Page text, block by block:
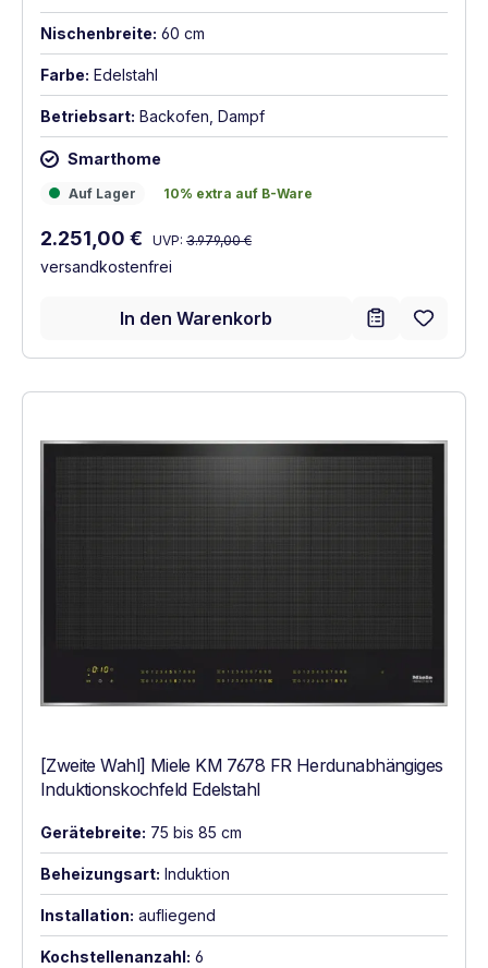
Nischenbreite: 60 cm
Farbe: Edelstahl
Betriebsart: Backofen, Dampf
Smarthome
Auf Lager
Auf Lager 10% extra auf B-Ware
10% extra auf B-Ware
Verkaufspreis:
2.251,00 € Regulärer Preis:
UVP: 3.979,00 €
versandkostenfrei
In den Warenkorb
[Zweite Wahl] Miele KM 7678 FR Herdunabhängiges
Induktionskochfeld Edelstahl
Gerätebreite: 75 bis 85 cm
Beheizungsart: Induktion
Installation: aufliegend
Kochstellenanzahl: 6